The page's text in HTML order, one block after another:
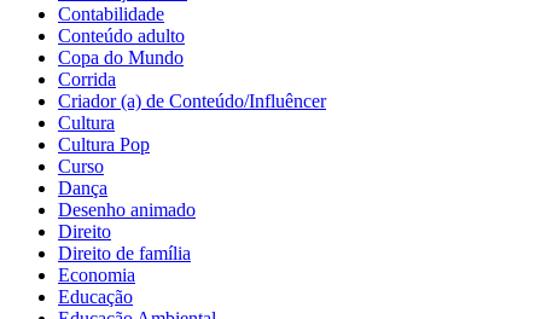
Contabilidade
Conteúdo adulto
Copa do Mundo
Corrida
Criador (a) de Conteúdo/Influêncer
Cultura
Cultura Pop
Curso
Dança
Desenho animado
Direito
Direito de família
Economia
Educação